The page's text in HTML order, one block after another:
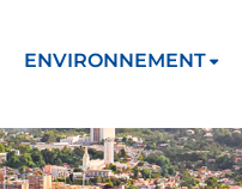
ENVIRONNEMENT